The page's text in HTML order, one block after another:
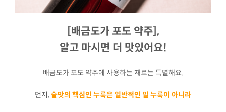
[배금도가 포도 약주],
알고 마시면 더 맛있어요!
배금도가 포도 약주에 사용하는 재료는 특별해요.
먼저, 술맛의 핵심인 누룩은 일반적인 밀 누룩이 아니라